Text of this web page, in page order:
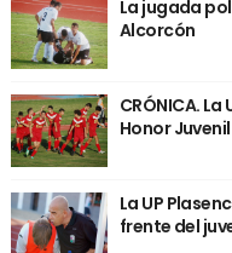
La jugada
Alcorcón
CRÓNICA.
Honor
La UP
frente del